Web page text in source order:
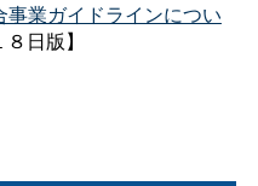
業ガイドラインについ
日版】